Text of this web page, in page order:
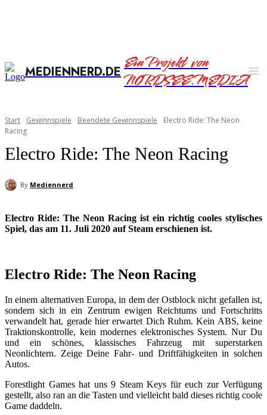
MEDIENNERD.DEEin Projekt von
NORDSEE.MEDIA
Start Gewinnspiele Beendete Gewinnspiele
Electro Ride: The Neon
Racing
Electro Ride: The Neon Racing
By Mediennerd
Electro Ride: The Neon Racing ist ein richtig cooles stylisches
Spiel, das am 11. Juli 2020 auf Steam erschienen ist.
Electro Ride: The Neon Racing
In einem alternativen Europa, in dem der Ostblock nicht gefallen ist,
sondern sich in ein Zentrum ewigen Reichtums und Fortschritts
verwandelt hat, gerade hier erwartet Dich Ruhm. Kein ABS, keine
Traktionskontrolle, kein modernes elektronisches System. Nur Du
und ein schönes, klassisches Fahrzeug mit superstarken
Neonlichtern. Zeige Deine Fahr- und Driftfähigkeiten in solchen
Autos.
Forestlight Games hat uns 9 Steam Keys für euch zur Verfügung
gestellt, also ran an die Tasten und vielleicht bald dieses richtig coole
Game daddeln.